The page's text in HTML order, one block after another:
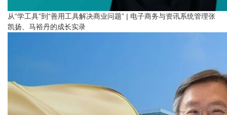
从“学工具”到“善用工具解决商业问题” | 电子商务与资讯系统管理张
凯扬、马裕丹的成长实录